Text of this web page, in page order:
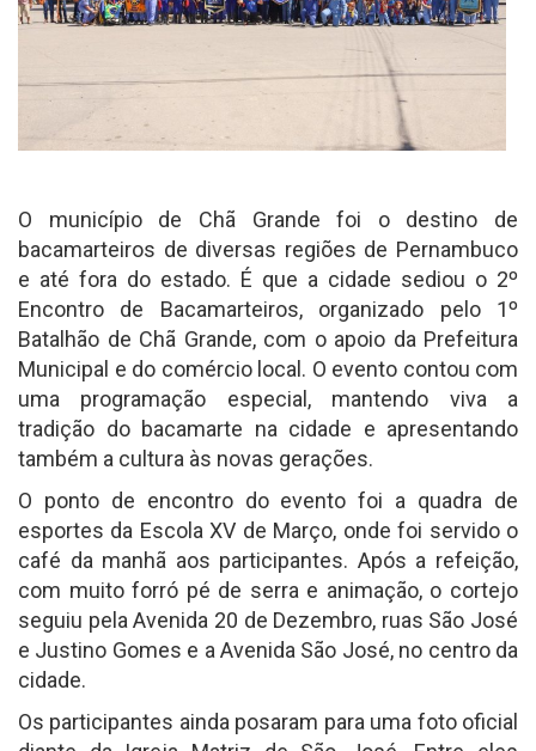
O município de Chã Grande foi o destino de
bacamarteiros de diversas regiões de Pernambuco
e até fora do estado. É que a cidade sediou o 2º
Encontro de Bacamarteiros, organizado pelo 1º
Batalhão de Chã Grande, com o apoio da Prefeitura
Municipal e do comércio local. O evento contou com
uma programação especial, mantendo viva a
tradição do bacamarte na cidade e apresentando
também a cultura às novas gerações.
O ponto de encontro do evento foi a quadra de
esportes da Escola XV de Março, onde foi servido o
café da manhã aos participantes. Após a refeição,
com muito forró pé de serra e animação, o cortejo
seguiu pela Avenida 20 de Dezembro, ruas São José
e Justino Gomes e a Avenida São José, no centro da
cidade.
Os participantes ainda posaram para uma foto oficial